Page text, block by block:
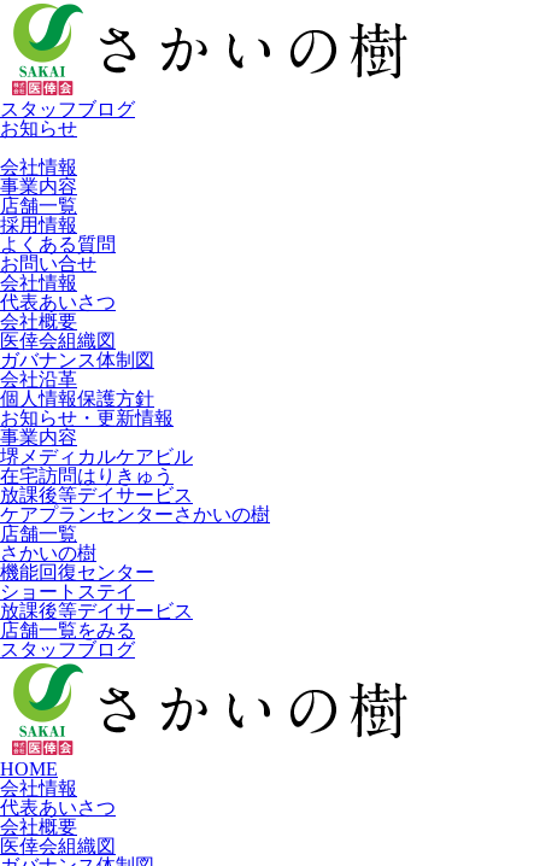
スタッフブログ
お知らせ
会社情報
事業内容
店舗一覧
採用情報
よくある質問
お問い合せ
会社情報
代表あいさつ
会社概要
医倖会組織図
ガバナンス体制図
会社沿革
個人情報保護方針
お知らせ・更新情報
事業内容
堺メディカルケアビル
在宅訪問はりきゅう
放課後等デイサービス
ケアプランセンターさかいの樹
店舗一覧
さかいの樹
機能回復センター
ショートステイ
放課後等デイサービス
店舗一覧をみる
スタッフブログ
HOME
会社情報
代表あいさつ
会社概要
医倖会組織図